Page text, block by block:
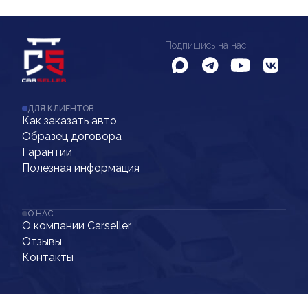
Подпишись на нас
ДЛЯ КЛИЕНТОВ
Как заказать авто
Образец договора
Гарантии
Полезная информация
О НАС
О компании Carseller
Отзывы
Контакты